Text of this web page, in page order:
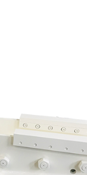
Electroimanes